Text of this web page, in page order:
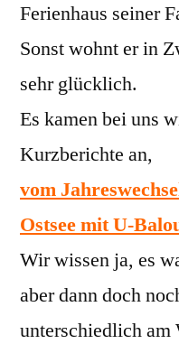
Ferienhaus seiner
Sonst wohnt er in
sehr glücklich.
Es kamen bei uns
Kurzberichte an,
vom
Ostsee mit U-
Wir wissen ja, es
aber dann doch
unterschiedlich am